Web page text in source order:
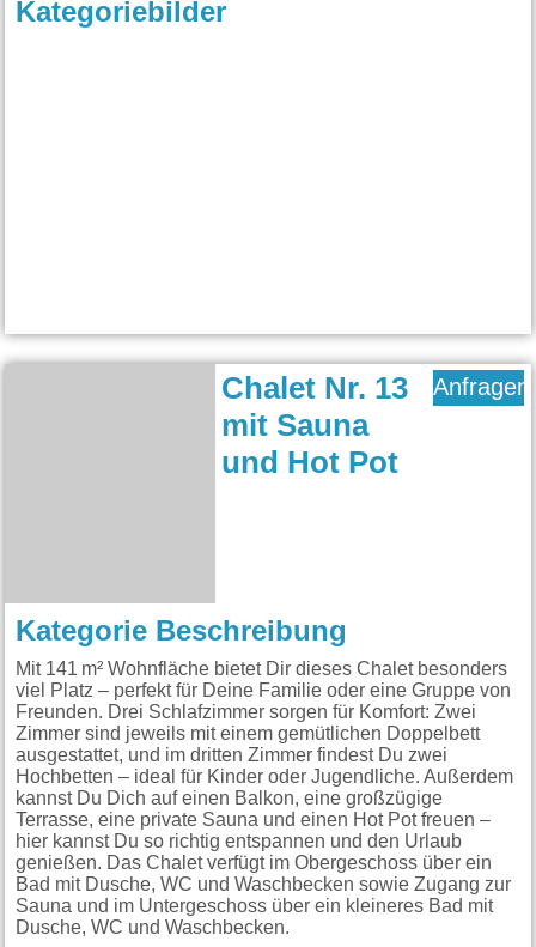
Kategoriebilder
Chalet Nr. 13
mit Sauna
und Hot Pot
Anfragen
Kategorie Beschreibung
Mit 141 m² Wohnfläche bietet Dir dieses Chalet besonders
viel Platz – perfekt für Deine Familie oder eine Gruppe von
Freunden. Drei Schlafzimmer sorgen für Komfort: Zwei
Zimmer sind jeweils mit einem gemütlichen Doppelbett
ausgestattet, und im dritten Zimmer findest Du zwei
Hochbetten – ideal für Kinder oder Jugendliche. Außerdem
kannst Du Dich auf einen Balkon, eine großzügige
Terrasse, eine private Sauna und einen Hot Pot freuen –
hier kannst Du so richtig entspannen und den Urlaub
genießen. Das Chalet verfügt im Obergeschoss über ein
Bad mit Dusche, WC und Waschbecken sowie Zugang zur
Sauna und im Untergeschoss über ein kleineres Bad mit
Dusche, WC und Waschbecken.